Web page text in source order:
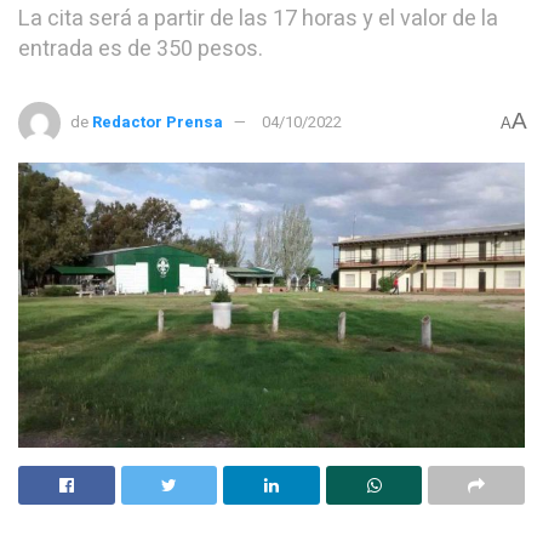
La cita será a partir de las 17 horas y el valor de la
entrada es de 350 pesos.
de Redactor Prensa 04/10/2022 AA